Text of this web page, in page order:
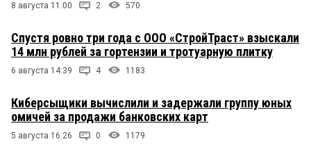
8 августа 11:00 2 570
Спустя ровно три года с ООО «СтройТраст» взыскали
14 млн рублей за гортензии и тротуарную плитку
6 августа 14:39 4 1183
Киберсыщики вычислили и задержали группу юных
омичей за продажи банковских карт
5 августа 16:26 0 1179